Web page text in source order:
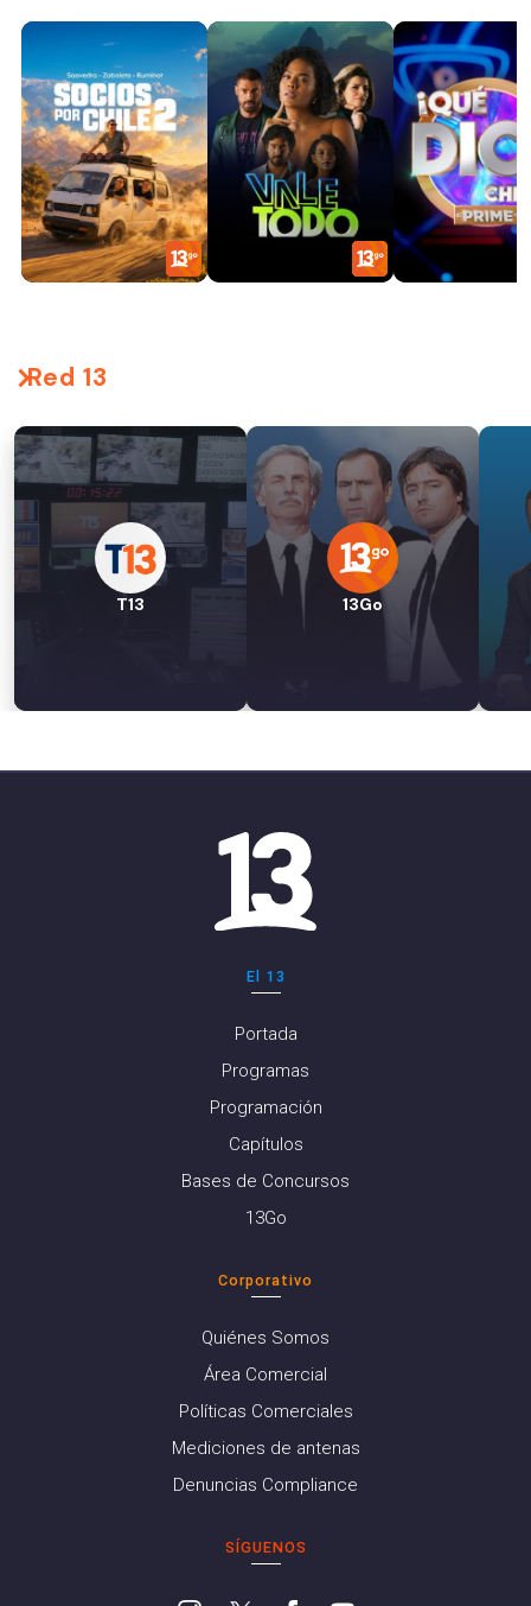
Red 13
T13 13Go
El 13
Portada
Programas
Programación
Capítulos
Bases de Concursos
13Go
Corporativo
Quiénes Somos
Área Comercial
Políticas Comerciales
Mediciones de antenas
Denuncias Compliance
SÍGUENOS